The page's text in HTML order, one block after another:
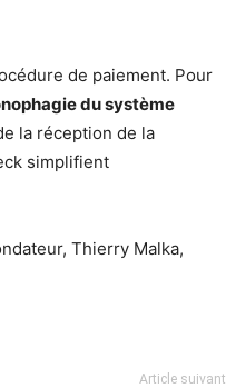
de paiement. Pour
du système
la réception de la
simplifient
Thierry Malka,
Article suivant